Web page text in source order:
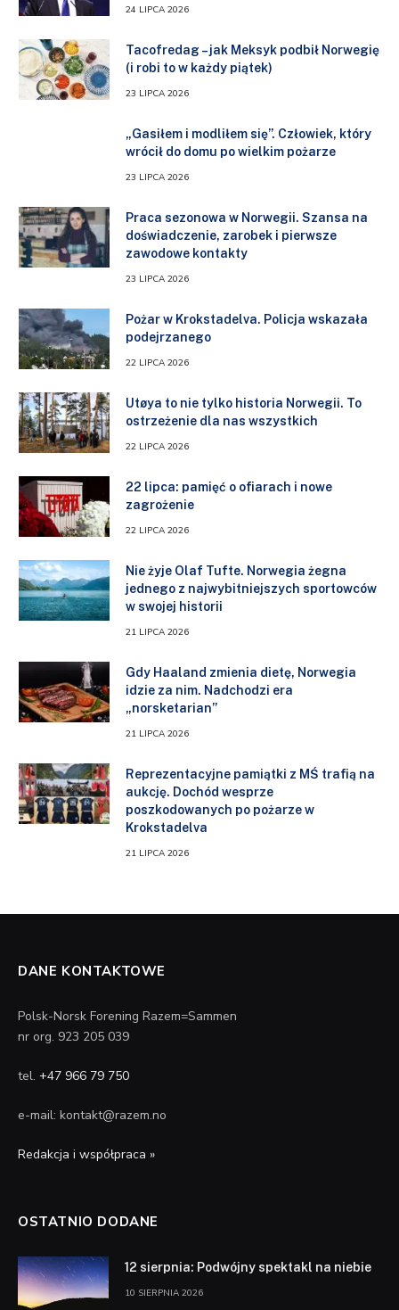
24 LIPCA 2026
Tacofredag – jak Meksyk podbił Norwegię
(i robi to w każdy piątek)
23 LIPCA 2026
„Gasiłem i modliłem się”. Człowiek, który
wrócił do domu po wielkim pożarze
23 LIPCA 2026
Praca sezonowa w Norwegii. Szansa na
doświadczenie, zarobek i pierwsze
zawodowe kontakty
23 LIPCA 2026
Pożar w Krokstadelva. Policja wskazała
podejrzanego
22 LIPCA 2026
Utøya to nie tylko historia Norwegii. To
ostrzeżenie dla nas wszystkich
22 LIPCA 2026
22 lipca: pamięć o ofiarach i nowe
zagrożenie
22 LIPCA 2026
Nie żyje Olaf Tufte. Norwegia żegna
jednego z najwybitniejszych sportowców
w swojej historii
21 LIPCA 2026
Gdy Haaland zmienia dietę, Norwegia
idzie za nim. Nadchodzi era
„norsketarian”
21 LIPCA 2026
Reprezentacyjne pamiątki z MŚ trafią na
aukcję. Dochód wesprze
poszkodowanych po pożarze w
Krokstadelva
21 LIPCA 2026
DANE KONTAKTOWE
Polsk-Norsk Forening Razem=Sammen
nr org. 923 205 039
tel. +47 966 79 750
e-mail: kontakt@razem.no
Redakcja i współpraca »
OSTATNIO DODANE
12 sierpnia: Podwójny spektakl na niebie
10 SIERPNIA 2026